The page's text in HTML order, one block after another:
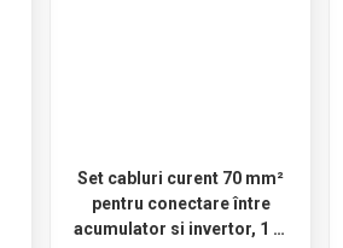
Set cabluri curent 70 mm²
pentru conectare între
acumulator si invertor, 1 m